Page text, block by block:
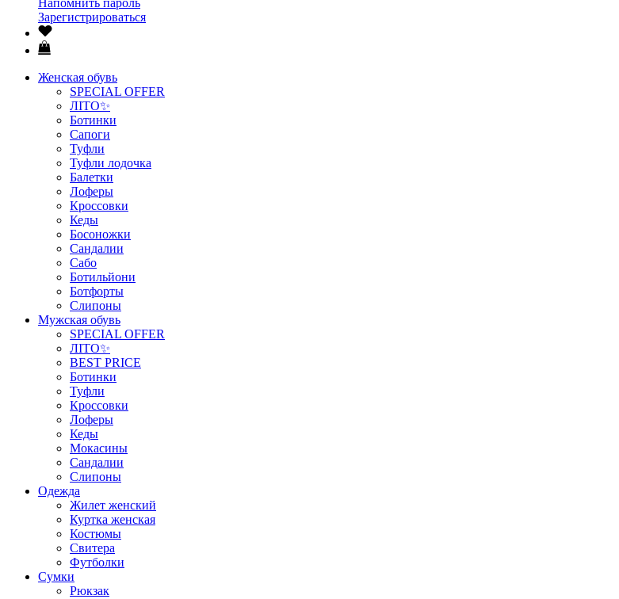
Напомнить пароль
Зарегистрироваться
Женская обувь
SPECIAL OFFER
ЛІТО✨
Ботинки
Сапоги
Туфли
Туфли лодочка
Балетки
Лоферы
Кроссовки
Кеды
Босоножки
Сандалии
Сабо
Ботильйони
Ботфорты
Слипоны
Мужская обувь
SPECIAL OFFER
ЛІТО✨
BEST PRICE
Ботинки
Туфли
Кроссовки
Лоферы
Кеды
Мокасины
Сандалии
Слипоны
Одежда
Жилет женский
Куртка женская
Костюмы
Свитера
Футболки
Сумки
Рюкзак